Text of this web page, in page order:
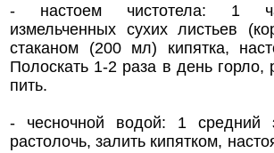
- настоем чистотела: 1
измельченных сухих листьев
стаканом (200 мл) кипятка,
Полоскать 1-2 раза в день горло,
пить.
- чесночной водой: 1 средний
растолочь, залить кипятком,